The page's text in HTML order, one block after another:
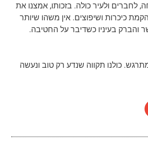
לחברים ולעיר כולה. בזכותו, אמצנו את
כיכרות ושיפוצים. אין משהו שיותר
והברק בעיניו כשדיבר על החטיבה.
כולנו תקווה שנדע רק טוב ונעשה